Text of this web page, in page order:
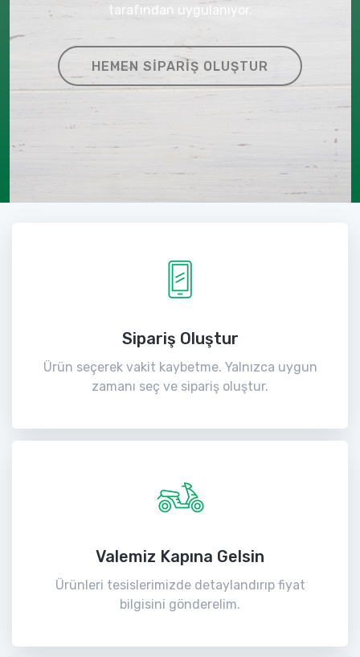
tarafından uygulanıyor.
HEMEN SIPARIŞ OLUŞTUR
Sipariş Oluştur
Ürün seçerek vakit kaybetme. Yalnızca uygun
zamanı seç ve sipariş oluştur.
Valemiz Kapına Gelsin
Ürünleri tesislerimizde detaylandırıp fiyat
bilgisini gönderelim.